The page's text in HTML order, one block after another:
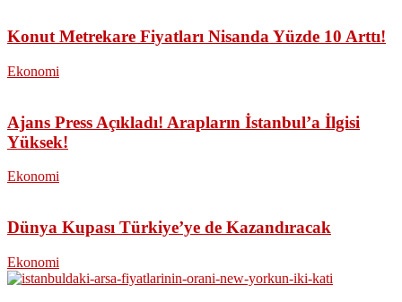
Konut Metrekare Fiyatları Nisanda Yüzde 10 Arttı!
Ekonomi
Ajans Press Açıkladı! Arapların İstanbul’a İlgisi
Yüksek!
Ekonomi
Dünya Kupası Türkiye’ye de Kazandıracak
Ekonomi